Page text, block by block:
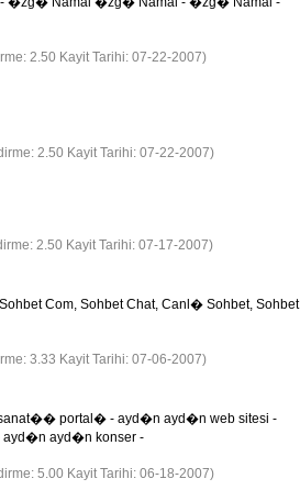
2.50 Kayit Tarihi: 07-22-2007)
2.50 Kayit Tarihi: 07-22-2007)
2.50 Kayit Tarihi: 07-17-2007)
Com, Sohbet Chat, Canl� Sohbet, Sohbet
3.33 Kayit Tarihi: 07-06-2007)
portal� - ayd�n ayd�n web sitesi -
ayd�n konser -
5.00 Kayit Tarihi: 06-18-2007)